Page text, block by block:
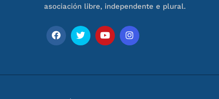
asociación libre, independente e plural.